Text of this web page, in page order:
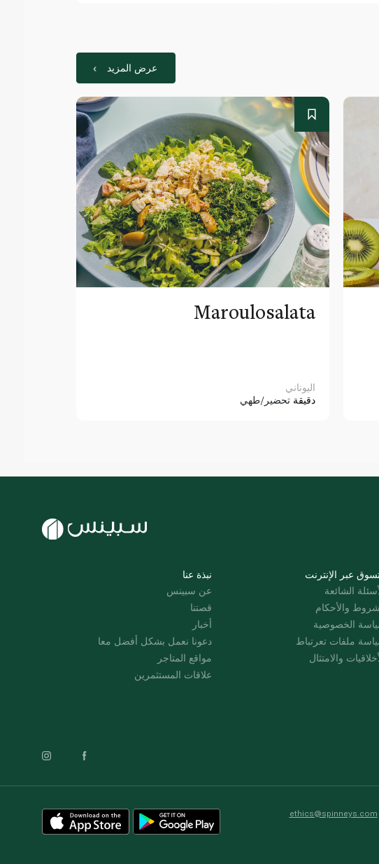
عرض المزيد
Maroulosalata
اليوناني
دقيقة تحضير/طهي
نبذة عنا
عن سبينس
قصتنا
أخبار
دعونا نعمل بشكل أفضل معا
مواقع المتاجر
علاقات المستثمرين
عبر الإنترنت
الشائعة
والأحكام
الخصوصية
ملفات تعرتباط
والامتثال
ethics@spinneys.com